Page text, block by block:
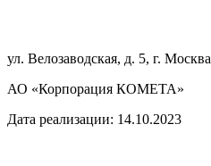
ул. Велозаводская, д. 5, г. Москва
АО «Корпорация КОМЕТА»
Дата реализации: 14.10.2023